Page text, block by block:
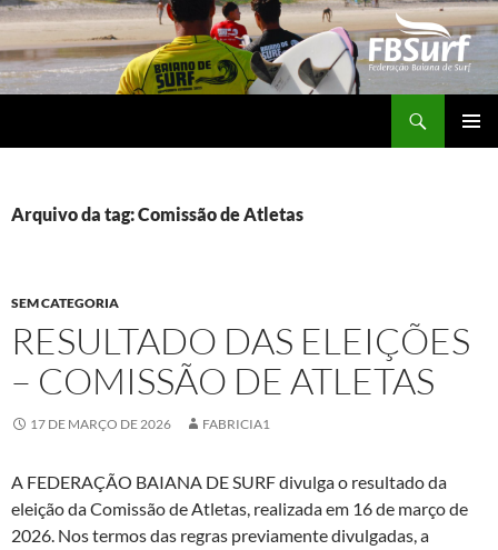
Pular
o
conteúdo
Arquivo da tag: Comissão de Atletas
SEM CATEGORIA
RESULTADO DAS ELEIÇÕES
– COMISSÃO DE ATLETAS
17 DE MARÇO DE 2026 FABRICIA1
A FEDERAÇÃO BAIANA DE SURF divulga o resultado da
eleição da Comissão de Atletas, realizada em 16 de março de
2026. Nos termos das regras previamente divulgadas, a